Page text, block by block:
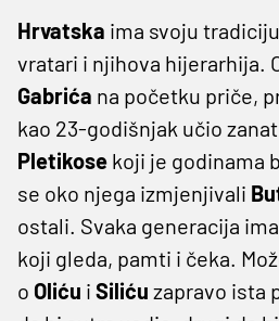
Hrvatska ima svoju
vratari i njihova hijerarhija.
Gabrića na početku priče,
kao 23-godišnjak učio
Pletikose koji je godinama
se oko njega izmjenjivali
ostali. Svaka generacija
koji gleda, pamti i čeka.
o Oliću i Siliću zapravo ista